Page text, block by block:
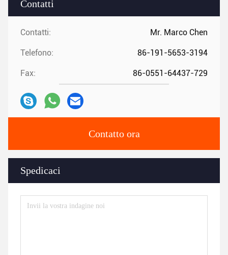
Contatti
Contatti: Mr. Marco Chen
Telefono: 86-191-5653-3194
Fax: 86-0551-64437-729
Contatto ora
Spedicaci